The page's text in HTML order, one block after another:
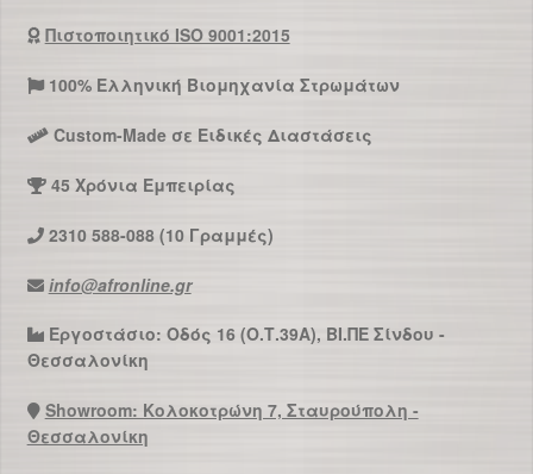
Πιστοποιητικό ISO 9001:2015
100% Ελληνική Βιομηχανία Στρωμάτων
Custom-Made σε Ειδικές Διαστάσεις
45 Χρόνια Εμπειρίας
2310 588-088 (10 Γραμμές)
info@afronline.gr
Εργοστάσιο: Οδός 16 (Ο.Τ.39Α), ΒΙ.ΠΕ Σίνδου -
Θεσσαλονίκη
Showroom: Κολοκοτρώνη 7, Σταυρούπολη -
Θεσσαλονίκη